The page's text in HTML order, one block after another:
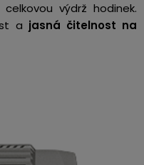
výdrž hodinek.
a jasná čitelnost na